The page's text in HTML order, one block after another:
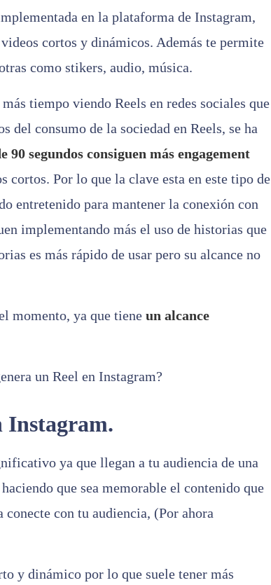
en la plataforma de Instagram,
cortos y dinámicos. Además te permite
como stikers, audio, música.
tiempo viendo Reels en redes sociales que
del consumo de la sociedad en Reels, se ha
90 segundos consiguen más engagement
cortos. Por lo que la clave esta en este tipo de
entretenido para mantener la conexión con
implementando más el uso de historias que
es más rápido de usar pero su alcance no
momento, ya que tiene un alcance
un Reel en Instagram?
Instagram.
ya que llegan a tu audiencia de una
que sea memorable el contenido que
con tu audiencia, (Por ahora
y dinámico por lo que suele tener más